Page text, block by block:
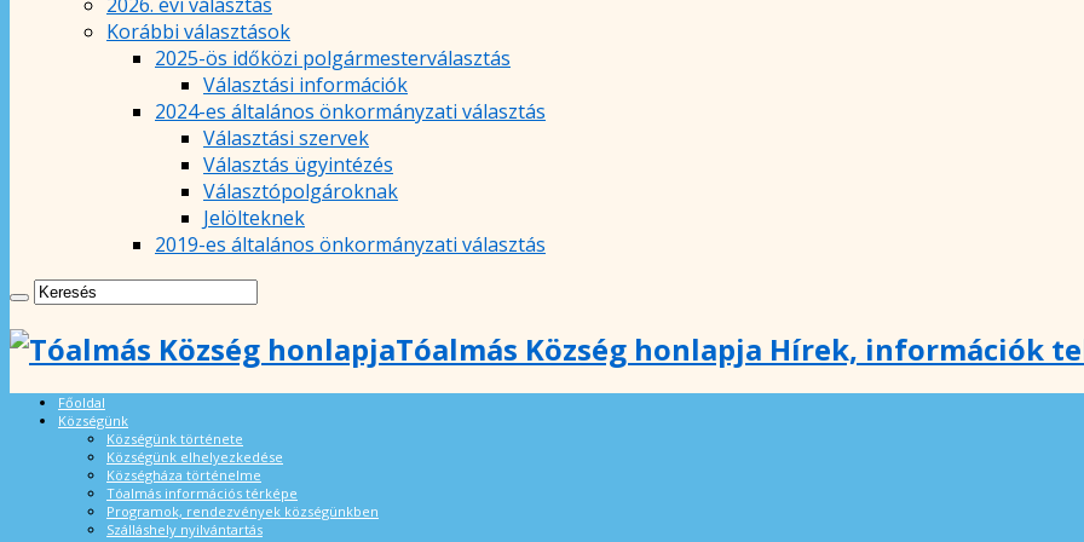
Korábbi választások
2025-ös időközi polgármesterválasztás
Választási információk
2024-es általános önkormányzati választás
Választási szervek
Választás ügyintézés
Választópolgároknak
Jelölteknek
2019-es általános önkormányzati választás
Tóalmás Község honlapja Hírek, információk
Főoldal
Községünk
Községünk története
Községünk elhelyezkedése
Községháza történelme
Tóalmás információs térképe
Programok, rendezvények községünkben
Szálláshely nyilvántartás